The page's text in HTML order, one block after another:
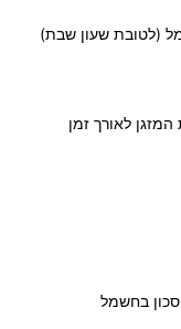
(לטובת שעון שבת)
לאורך זמן
בחשמל